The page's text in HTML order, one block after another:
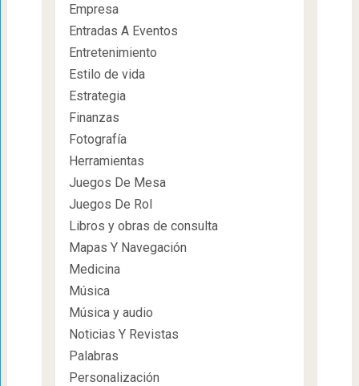
Empresa
Entradas A Eventos
Entretenimiento
Estilo de vida
Estrategia
Finanzas
Fotografía
Herramientas
Juegos De Mesa
Juegos De Rol
Libros y obras de consulta
Mapas Y Navegación
Medicina
Música
Música y audio
Noticias Y Revistas
Palabras
Personalización